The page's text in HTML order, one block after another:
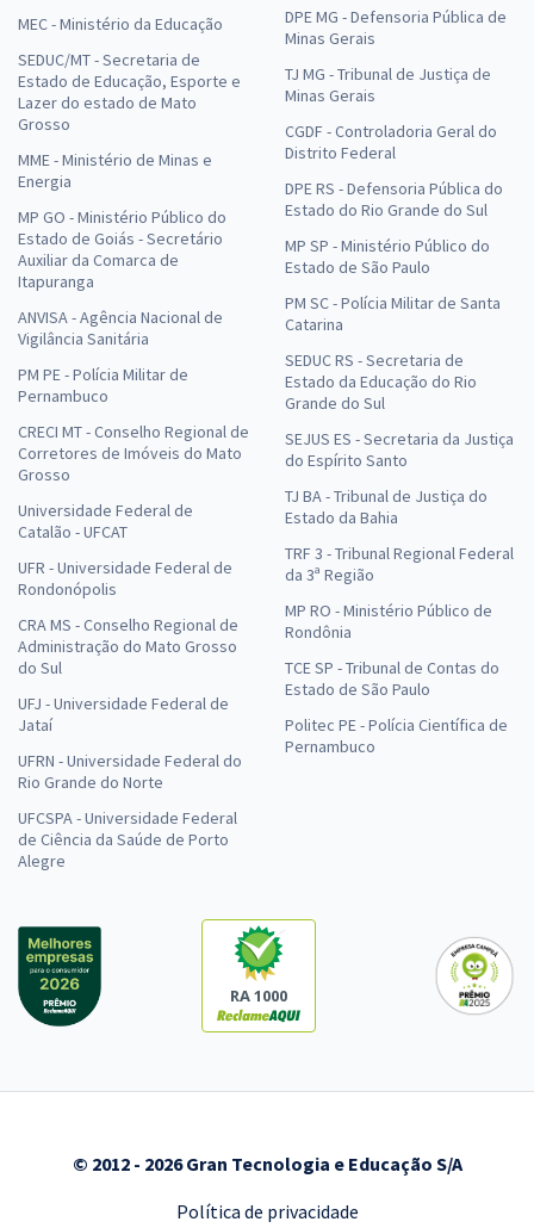
MEC - Ministério da Educação
SEDUC/MT - Secretaria de
Estado de Educação, Esporte e
Lazer do estado de Mato
Grosso
MME - Ministério de Minas e
Energia
MP GO - Ministério Público do
Estado de Goiás - Secretário
Auxiliar da Comarca de
Itapuranga
ANVISA - Agência Nacional de
Vigilância Sanitária
PM PE - Polícia Militar de
Pernambuco
CRECI MT - Conselho Regional de
Corretores de Imóveis do Mato
Grosso
Universidade Federal de
Catalão - UFCAT
UFR - Universidade Federal de
Rondonópolis
CRA MS - Conselho Regional de
Administração do Mato Grosso
do Sul
UFJ - Universidade Federal de
Jataí
UFRN - Universidade Federal do
Rio Grande do Norte
UFCSPA - Universidade Federal
de Ciência da Saúde de Porto
Alegre
DPE MG - Defensoria Pública de
Minas Gerais
TJ MG - Tribunal de Justiça de
Minas Gerais
CGDF - Controladoria Geral do
Distrito Federal
DPE RS - Defensoria Pública do
Estado do Rio Grande do Sul
MP SP - Ministério Público do
Estado de São Paulo
PM SC - Polícia Militar de Santa
Catarina
SEDUC RS - Secretaria de
Estado da Educação do Rio
Grande do Sul
SEJUS ES - Secretaria da Justiça
do Espírito Santo
TJ BA - Tribunal de Justiça do
Estado da Bahia
TRF 3 - Tribunal Regional Federal
da 3ª Região
MP RO - Ministério Público de
Rondônia
TCE SP - Tribunal de Contas do
Estado de São Paulo
Politec PE - Polícia Científica de
Pernambuco
RA 1000
© 2012 - 2026 Gran Tecnologia e Educação S/A
Política de privacidade